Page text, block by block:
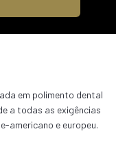
em polimento dental
a todas as exigências
americano e europeu.